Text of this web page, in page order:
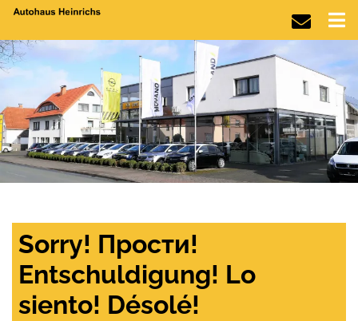
Sorry! Прости!
Entschuldigung! Lo
siento! Désolé!